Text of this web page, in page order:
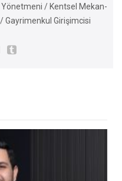
Yönetmeni / Kentsel Mekan-
Gayrimenkul Girişimcisi